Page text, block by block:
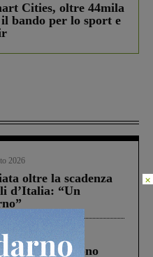
Cities, oltre 44mila
bando per lo sport e
2026
oltre la scadenza
d’Italia: “Un
in cui morirono
×